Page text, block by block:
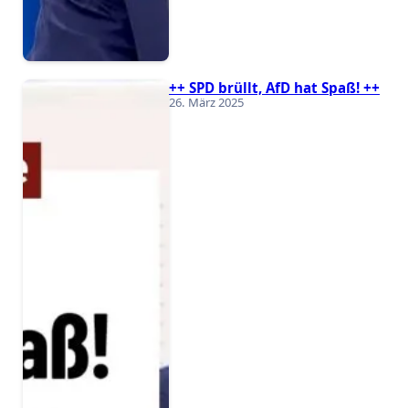
++ SPD brüllt, AfD hat Spaß! ++
26. März 2025